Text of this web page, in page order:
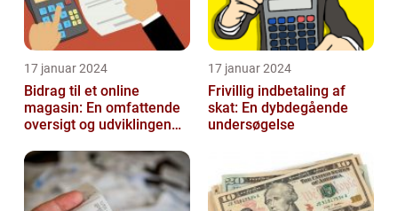
17 januar 2024
Bidrag til et online
magasin: En omfattende
oversigt og udviklingen
17 januar 2024
Frivillig indbetaling af
skat: En dybdegående
undersøgelse